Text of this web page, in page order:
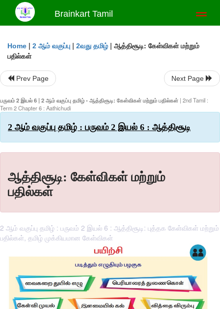
Brainkart Tamil
Home | 2 ஆம் வகுப்பு | 2வது தமிழ் | ஆத்திசூடி: கேள்விகள் மற்றும்
பதில்கள்
Prev Page Next Page
பருவம் 2 இயல் 6 | 2 ஆம் வகுப்பு தமிழ் - ஆத்திசூடி: கேள்விகள் மற்றும் பதில்கள் | 2nd Tamil :
Term 2 Chapter 6 : Aathichudi
2 ஆம் வகுப்பு தமிழ் : பருவம் 2 இயல் 6 : ஆத்திசூடி
ஆத்திசூடி: கேள்விகள் மற்றும்
பதில்கள்
2 ஆம் வகுப்பு தமிழ் : பருவம் 2 இயல் 6 : ஆத்திசூடி: புத்தக கேள்விகள் மற்றும்
பதில்கள், தமிழ் முக்கியமான கேள்விகள்